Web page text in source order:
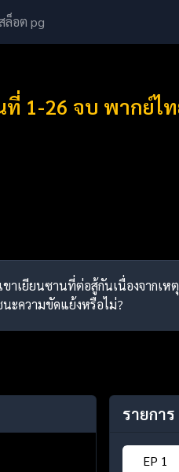
ล็อต pg
ที่ 1-26 จบ พากย์ไ
ขาเยียนซานที่ต่อสู้กันเนื่องจากเ
ะความขัดแย้งหรือไม่?
รายการ
EP 1